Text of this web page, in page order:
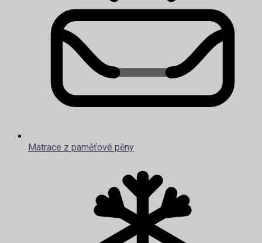
Matrace z paměťové pěny